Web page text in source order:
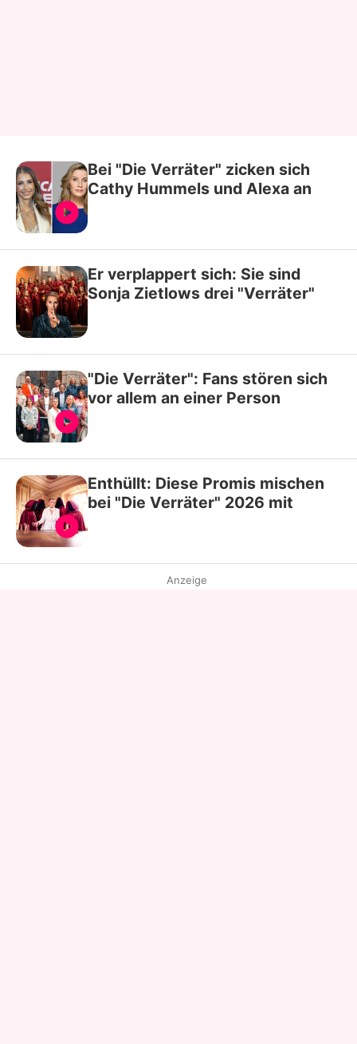
Bei "Die Verräter" zicken sich
Cathy Hummels und Alexa an
Er verplappert sich: Sie sind
Sonja Zietlows drei "Verräter"
"Die Verräter": Fans stören sich
vor allem an einer Person
Enthüllt: Diese Promis mischen
bei "Die Verräter" 2026 mit
Anzeige